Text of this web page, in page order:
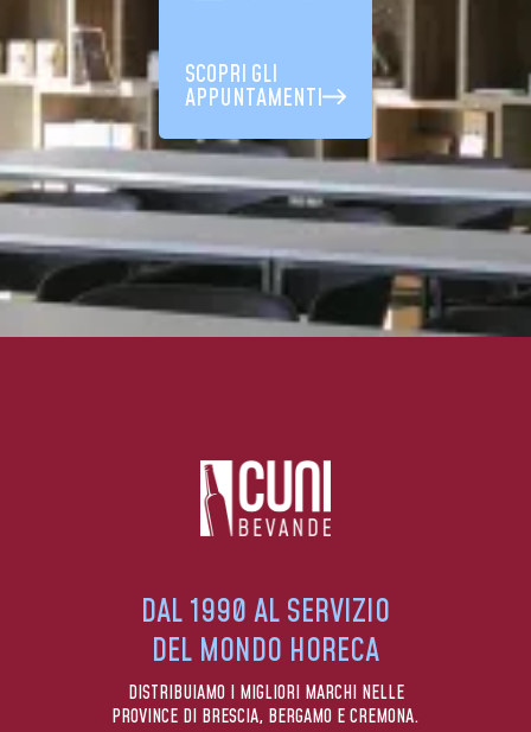
SCOPRI GLI
APPUNTAMENTI
DAL 1990 AL SERVIZIO
DEL MONDO HORECA
DISTRIBUIAMO I MIGLIORI MARCHI NELLE
PROVINCE DI BRESCIA, BERGAMO E CREMONA.